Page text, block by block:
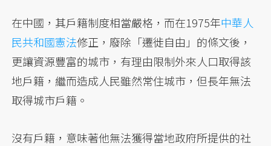
在中國，其戶籍制度相當嚴格，而在1975年中華人
民共和國憲法修正，廢除「遷徙自由」的條文後，
更讓資源豐富的城市，有理由限制外來人口取得該
地戶籍，繼而造成人民雖然常住城市，但長年無法
取得城市戶籍。
沒有戶籍，意味著他無法獲得當地政府所提供的社